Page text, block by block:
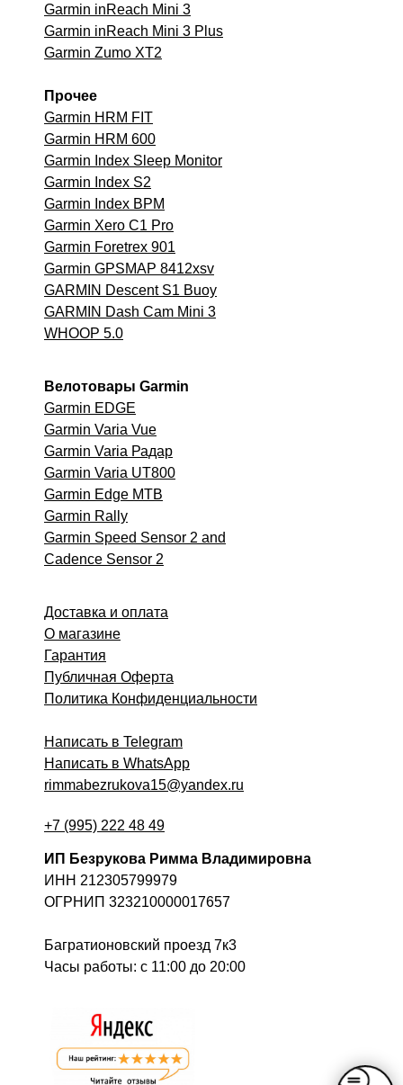
Доставка и оплата
О магазине
Гарантия
Публичная Оферта
Политика Конфиденциальности
Написать в Telegram
Написать в WhatsApp
rimmabezrukova15@yandex.ru
Garmin inReach Mini 3
Garmin inReach Mini 3 Plus
Garmin Zumo XT2
Прочее
Garmin HRM FIT
Garmin HRM 600
Garmin Index Sleep Monitor
Garmin Index S2
Garmin Index BPM
Garmin Xero C1 Pro
Garmin Foretrex 901
Garmin GPSMAP 8412xsv
GARMIN Descent S1 Buoy
GARMIN Dash Cam Mini 3
WHOOP 5.0
+7 (995) 222 48 49
ИП Безрукова Римма Владимировна
ИНН 212305799979
ОГРНИП 323210000017657
Багратионовский проезд 7к3
Часы работы: c 11:00 до 20:00
Велотовары Garmin
Garmin EDGE
Garmin Varia Vue
Garmin Varia Радар
Garmin Varia UT800
Garmin Edge MTB
Garmin Rally
Garmin Speed Sensor 2 and
Cadence Sensor 2